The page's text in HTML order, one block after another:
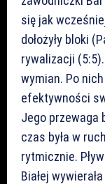
się jak
dołożyły bloki
rywalizacji
wymian. Po
efektywności
Jego przewaga
czas była w
rytmicznie.
Białej